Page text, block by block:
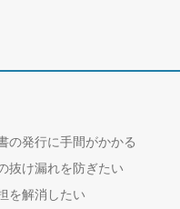
の発行に手間がかかる
抜け漏れを防ぎたい
を解消したい